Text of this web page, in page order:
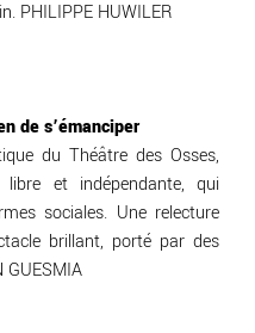
PHILIPPE HUWILER
de s’émanciper
du Théâtre des Osses,
et indépendante, qui
sociales. Une relecture
brillant, porté par des
GUESMIA